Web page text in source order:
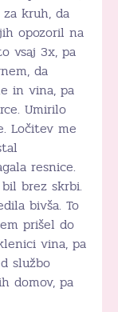
kruh, da
opozoril na
vsaj 3x, pa
da
in vina, pa
Umirilo
Ločitev me
resnice.
brez skrbi.
bivša. To
prišel do
vina, pa
službo
domov, pa